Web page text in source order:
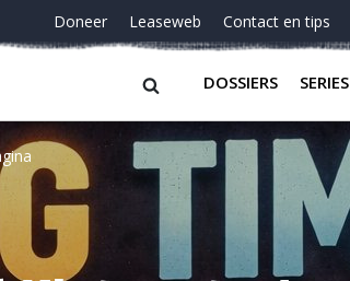
Doneer Leaseweb Contact en tips
DOSSIERS SERIES